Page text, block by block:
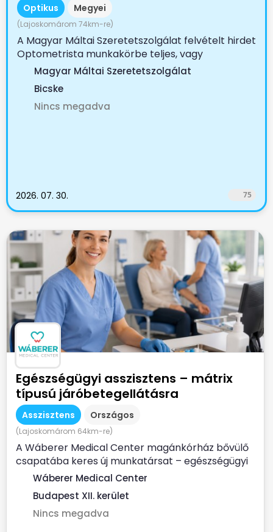
Optikus Megyei
(Lajoskomárom 74km-re)
A Magyar Máltai Szeretetszolgálat felvételt hirdet
Optometrista munkakörbe teljes, vagy
részmunkaidőbe ...
Magyar Máltai Szeretetszolgálat
Bicske
Nincs megadva
2026. 07. 30. 75
Egészségügyi asszisztens – mátrix
típusú járóbetegellátásra
Asszisztens Országos
(Lajoskomárom 64km-re)
A Wáberer Medical Center magánkórház bővülő
csapatába keres új munkatársat – egészségügyi
asszisztensi...
Wáberer Medical Center
Budapest XII. kerület
Nincs megadva